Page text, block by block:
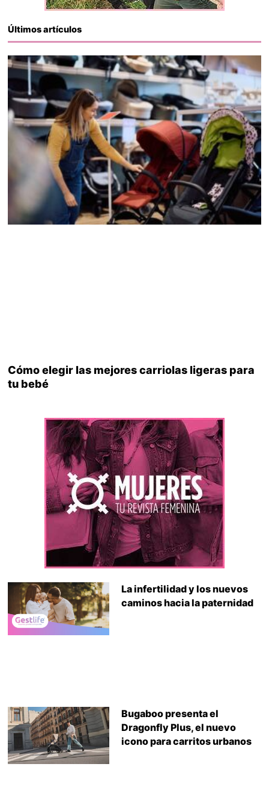
Últimos artículos
Cómo elegir las mejores carriolas ligeras para
tu bebé
La infertilidad y los nuevos
caminos hacia la paternidad
Bugaboo presenta el
Dragonfly Plus, el nuevo
icono para carritos urbanos